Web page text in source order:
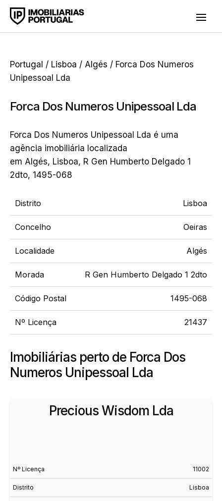
Portugal / Lisboa / Algés / Forca Dos Numeros
Unipessoal Lda
Forca Dos Numeros Unipessoal Lda
Forca Dos Numeros Unipessoal Lda é uma
agência imobiliária localizada
em Algés, Lisboa, R Gen Humberto Delgado 1
2dto, 1495-068
Distrito Lisboa
Concelho Oeiras
Localidade Algés
Morada R Gen Humberto Delgado 1 2dto
Código Postal 1495-068
Nº Licença 21437
Imobiliárias perto de Forca Dos
Numeros Unipessoal Lda
Precious Wisdom Lda
Nº Licença 11002
Distrito Lisboa